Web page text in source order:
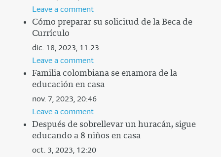
Leave a comment
Cómo preparar su solicitud de la Beca de
Currículo
dic. 18, 2023, 11:23
Leave a comment
Familia colombiana se enamora de la
educación en casa
nov. 7, 2023, 20:46
Leave a comment
Después de sobrellevar un huracán, sigue
educando a 8 niños en casa
oct. 3, 2023, 12:20